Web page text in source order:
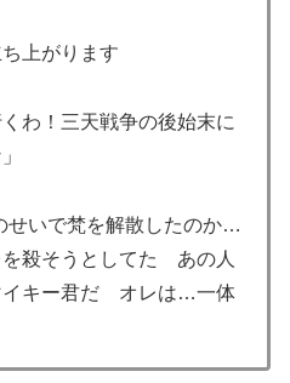
上がります
わ！三天戦争の後始末に
せいで梵を解散したのか…
殺そうとしてた あの人
イキー君だ オレは…一体